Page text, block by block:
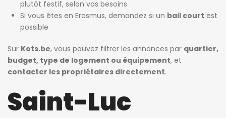
plutôt festif, selon vos besoins
Si vous êtes en Erasmus, demandez si un bail court est
possible
Sur Kots.be, vous pouvez filtrer les annonces par quartier,
budget, type de logement ou équipement, et
contacter les propriétaires directement.
Saint-Luc